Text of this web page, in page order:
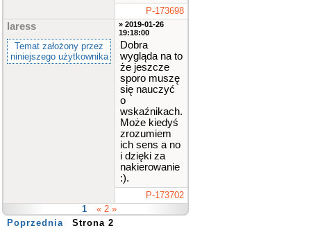
P-173698
laress
Temat założony przez
niniejszego użytkownika
» 2019-01-26
19:18:00
Dobra
wygląda na to
że jeszcze
sporo muszę
się nauczyć
o
wskaźnikach.
Może kiedyś
zrozumiem
ich sens a no
i dzięki za
nakierowanie
:).
P-173702
1
« 2 »
Poprzednia
Strona 2